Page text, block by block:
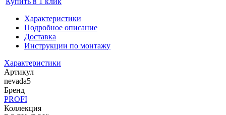
Характеристики
Подробное описание
Доставка
Инструкции по монтажу
Характеристики
Артикул
nevada5
Бренд
PROFI
Коллекция